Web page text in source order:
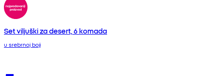
Set viljuški za desert, 6 komada
u srebrnoj boji